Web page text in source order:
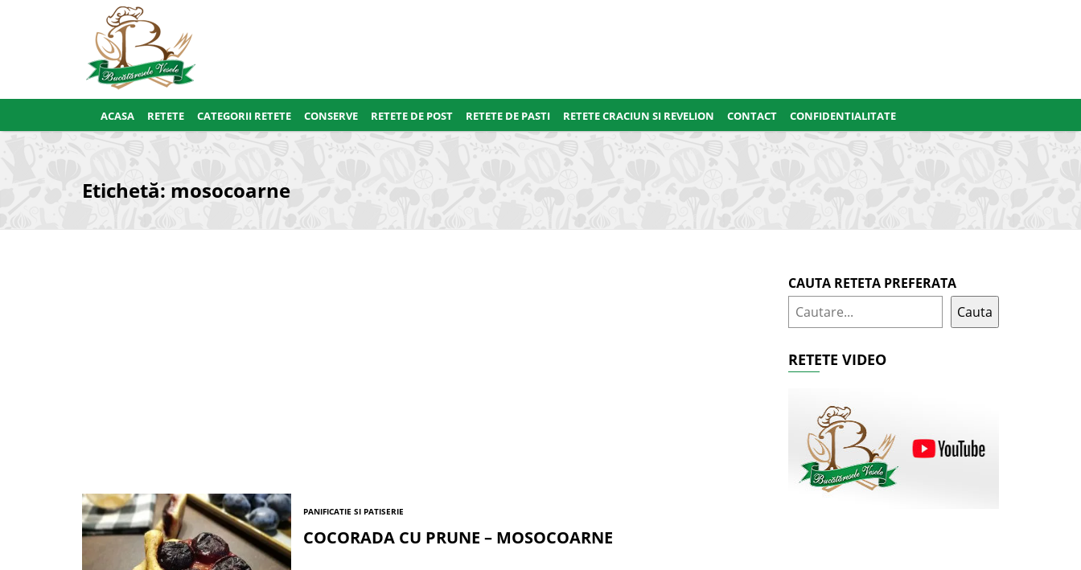
ACASA RETETE CATEGORII RETETE CONSERVE RETETE DE POST RETETE DE PASTI RETETE CRACIUN SI REVELION CONTACT CONFIDENTIALITATE
Etichetă: mosocoarne
PANIFICATIE SI PATISERIE
COCORADA CU PRUNE – MOSOCOARNE
CAUTA RETETA PREFERATA
Cauta
RETETE VIDEO